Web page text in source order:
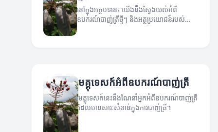
នៅក្នុងអត្ថបទនេះ យើងនឹងស្វែងយល់អំពី
ឧបករណ៍បាញ់ត្រីថ្មីៗ និងអត្ថប្រយោជន៍របស់
ពួកវា។
មគ្គុទេសក៍អំពីឧបករណ៍បាញ់ត្រី
មគ្គុទេសក៍នេះនឹងណែនាំអ្នកអំពីឧបករណ៍បាញ់ត្រី
ដែលមានសារៈសំខាន់ក្នុងការបាញ់ត្រី។